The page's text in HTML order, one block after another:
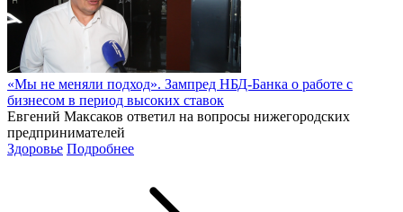
«Мы не меняли подход». Зампред НБД-Банка о работе с
бизнесом в период высоких ставок
Евгений Максаков ответил на вопросы нижегородских
предпринимателей
Здоровье Подробнее